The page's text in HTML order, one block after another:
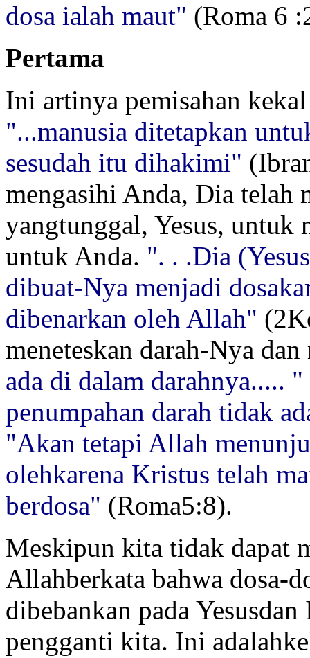
dosa ialah maut" (Roma 6
Pertama
Ini artinya pemisahan
"...manusia ditetapkan
sesudah itu dihakimi"
mengasihi Anda, Dia telah
yangtunggal, Yesus, untuk
untuk Anda. ". . .Dia
dibuat-Nya menjadi
dibenarkan oleh Allah"
meneteskan darah-Nya dan
ada di dalam darahnya..... "
penumpahan darah tidak
"Akan tetapi Allah
olehkarena Kristus telah
berdosa" (Roma5:8).
Meskipun kita tidak dapat
Allahberkata bahwa dosa-
dibebankan pada
pengganti kita. Ini